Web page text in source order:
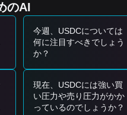
提供します：
に下落した場合、資本を
戻り、資産の安定性が確認されま
な流動性危機または極端な市
のAI
今週、USDCについては
何に注目すべきでしょう
か？
現在、USDCには強い買
い圧力や売り圧力がかか
っているのでしょうか？